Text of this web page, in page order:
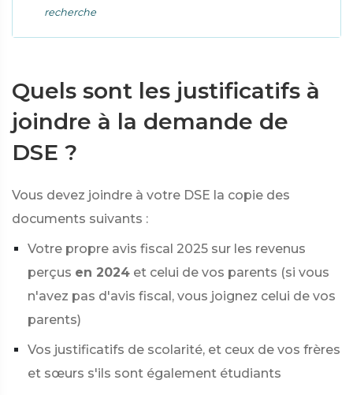
recherche
Quels sont les justificatifs à
joindre à la demande de
DSE ?
Vous devez joindre à votre DSE la copie des
documents suivants :
Votre propre avis fiscal 2025 sur les revenus
perçus en 2024 et celui de vos parents (si vous
n'avez pas d'avis fiscal, vous joignez celui de vos
parents)
Vos justificatifs de scolarité, et ceux de vos frères
et sœurs s'ils sont également étudiants